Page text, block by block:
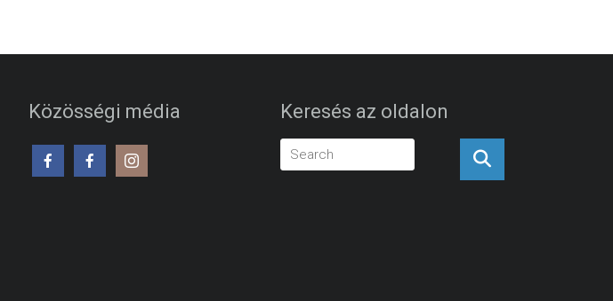
Közösségi média Keresés az oldalon